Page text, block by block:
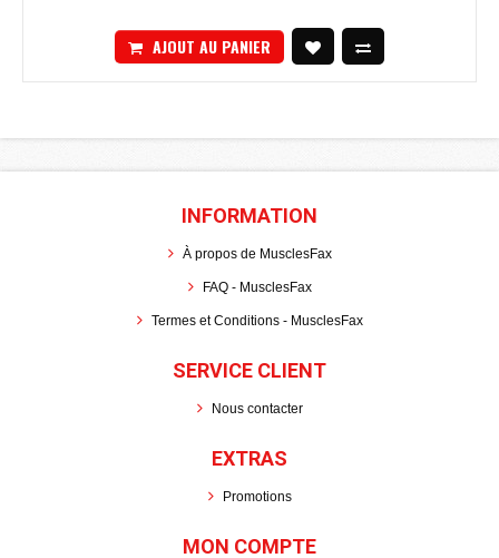
AJOUT AU PANIER
INFORMATION
À propos de MusclesFax
FAQ - MusclesFax
Termes et Conditions - MusclesFax
SERVICE CLIENT
Nous contacter
EXTRAS
Promotions
MON COMPTE